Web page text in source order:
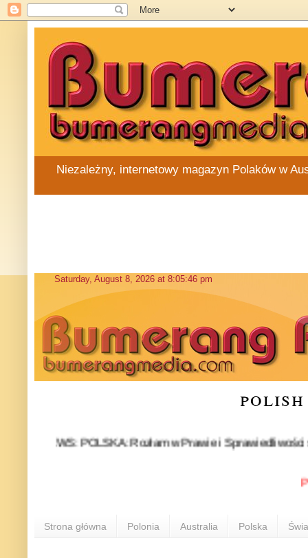
Niezależny, internetowy magazyn Polaków w
NEWS: POLSKA: Rozłam w Prawie i Sprawiedliwości
Strona główna Polonia Australia Polska